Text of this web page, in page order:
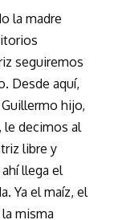
la madre
seguiremos
Desde aquí,
hijo,
le decimos al
libre y
llega el
Ya el maíz, el
misma